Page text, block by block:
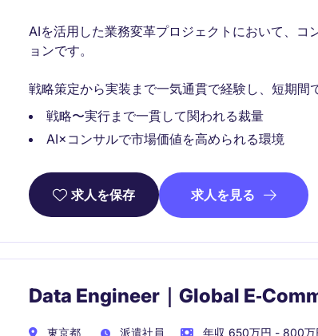
AIを活用した業務変革プロジェクトにおいて、
ョンです。
戦略策定から実装まで一気通貫で経験し、短期間
戦略〜実行まで一貫して関われる裁量
AI×コンサルで市場価値を高められる環境
求人を保存 求人を見る
Data Engineer｜Global
東京都 派遣社員 年収 650万円 - 800万